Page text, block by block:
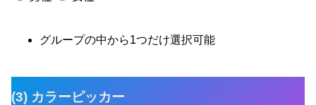
グループの中から1つだけ選択可能
(3) カラーピッカー